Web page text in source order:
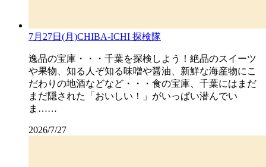
7月27日(月)CHIBA-ICHI 探検隊
逸品の宝庫・・・千葉を探検しよう！絶品のスイーツ
や果物、知る人ぞ知る味噌や醤油、新鮮な海産物にこ
だわりの地酒などなど・・・食の宝庫、千葉にはまだ
まだ隠された「おいしい！」がいっぱい潜んでい
ま……
2026/7/27